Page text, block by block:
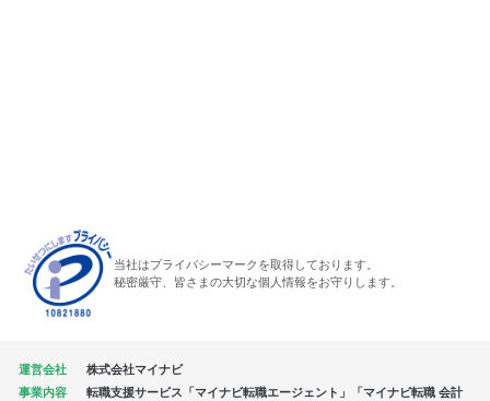
当社はプライバシーマークを取得しております。
秘密厳守、皆さまの大切な個人情報をお守りします。
運営会社
株式会社マイナビ
事業内容
転職支援サービス「マイナビ転職エージェント」「マイナビ転職 会計